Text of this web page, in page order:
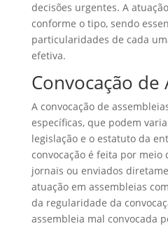
decisões urgentes. A
conforme o tipo, sendo
particularidades de cada
efetiva.
Convocação de
A convocação de
específicas, que podem
legislação e o estatuto da
convocação é feita por meio
jornais ou enviados
atuação em assembleias
da regularidade da
assembleia mal convocada